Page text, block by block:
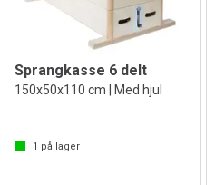
Sprangkasse 6 delt
150x50x110 cm | Med hjul
1 på lager